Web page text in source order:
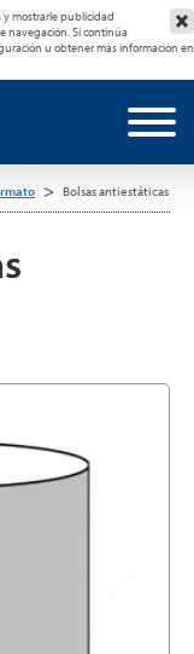
y mostrarle publicidad
navegación. Si continúa
u obtener más información en
> Bolsas antiestáticas